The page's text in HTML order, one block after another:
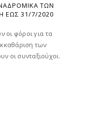
ΤΩΝ
ΈΩΣ 31/7/2020
οι φόροι για τα
των
οι συνταξιούχοι.